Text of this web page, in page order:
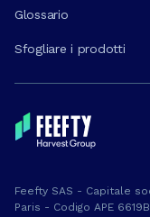
Glossario
Sfogliare i prodotti
Feefty SAS - Capitale
Paris - Codigo APE